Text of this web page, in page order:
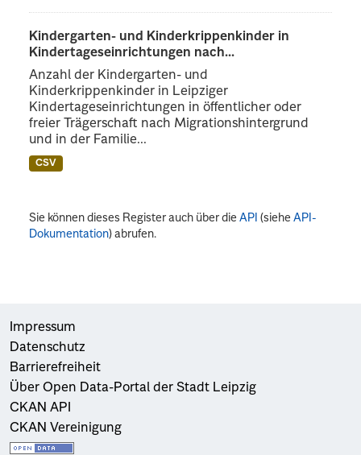
Kindergarten- und Kinderkrippenkinder in
Kindertageseinrichtungen nach...
Anzahl der Kindergarten- und
Kinderkrippenkinder in Leipziger
Kindertageseinrichtungen in öffentlicher oder
freier Trägerschaft nach Migrationshintergrund
und in der Familie...
CSV
Sie können dieses Register auch über dieAPI (sieheAPI-
Dokumentation) abrufen.
Impressum
Datenschutz
Barrierefreiheit
Über Open Data-Portal der Stadt Leipzig
CKAN API
CKAN Vereinigung